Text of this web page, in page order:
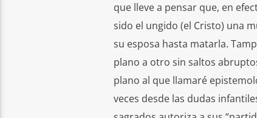
que lleve a pensar que, en
sido el ungido (el Cristo) una
su esposa hasta matarla.
plano a otro sin saltos
plano al que llamaré
veces desde las dudas